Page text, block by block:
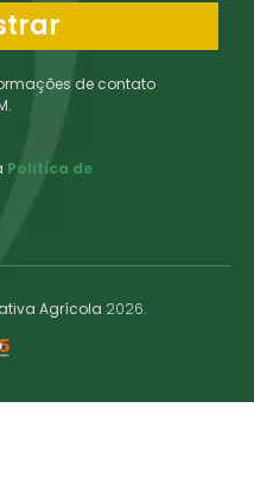
de contato
Política de
Agrícola 2026.